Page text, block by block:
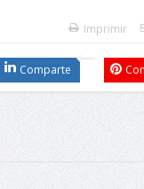
Imprimir
Comparte